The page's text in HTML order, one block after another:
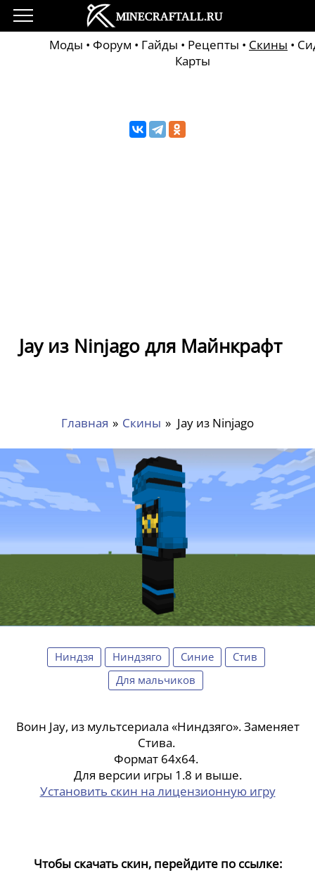
Моды • Форум • Гайды • Рецепты • Скины •
Карты
Jay из Ninjago для Майнкрафт
Главная » Скины » Jay из Ninjago
Ниндзя Ниндзяго Синие
Стив
Для мальчиков
Воин Jay, из мультсериала «Ниндзяго». Заменяет
Стива.
Формат 64x64.
Для версии игры 1.8 и выше.
Установить скин на лицензионную игру
Чтобы скачать скин, перейдите по ссылке: